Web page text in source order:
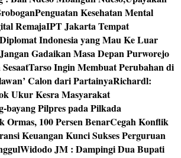
Penguatan Kesehatan Mental
RemajaIPT Jakarta Tempat
Indonesia yang Mau Ke Luar
Gadaikan Masa Depan Purworejo
Tarso Ingin Membuat Perubahan di
Calon dari PartainyaRichardl:
Ukur Kesra Masyarakat
bayang Pilpres pada Pilkada
Ormas, 100 Persen BenarCegah Konflik
Keuangan Kunci Sukses Perguruan
Widodo JM : Dampingi Dua Bupati